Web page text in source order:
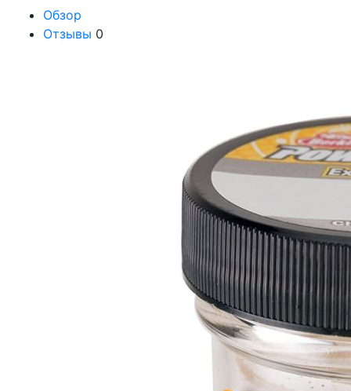
Обзор
Отзывы 0